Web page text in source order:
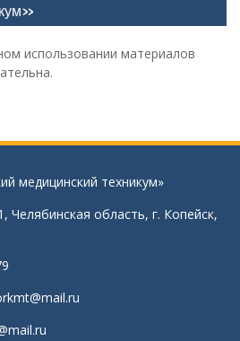
использовании материалов
медицинский техникум»
Челябинская область, г. Копейск,